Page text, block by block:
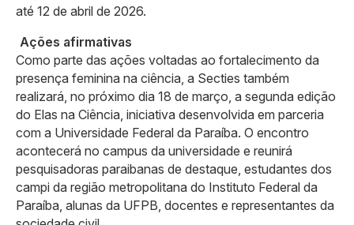
até 12 de abril de 2026.
Ações afirmativas
Como parte das ações voltadas ao fortalecimento da
presença feminina na ciência, a Secties também
realizará, no próximo dia 18 de março, a segunda edição
do Elas na Ciência, iniciativa desenvolvida em parceria
com a Universidade Federal da Paraíba. O encontro
acontecerá no campus da universidade e reunirá
pesquisadoras paraibanas de destaque, estudantes dos
campi da região metropolitana do Instituto Federal da
Paraíba, alunas da UFPB, docentes e representantes da